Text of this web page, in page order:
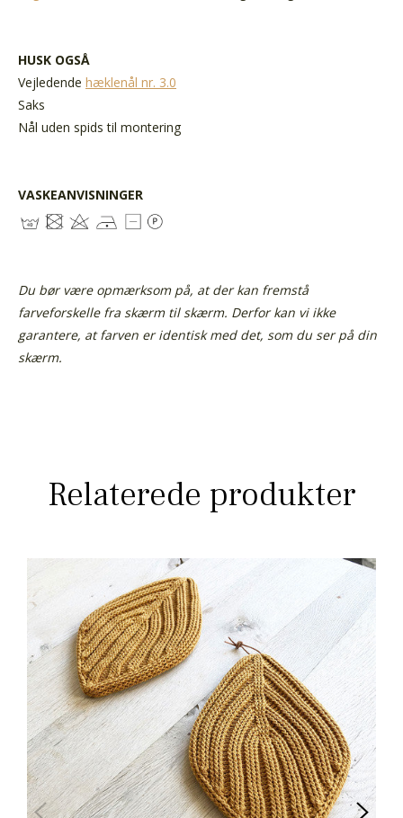
HUSK OGSÅ
Vejledende hæklenål nr. 3.0
Saks
Nål uden spids til montering
VASKEANVISNINGER
Du bør være opmærksom på, at der kan fremstå
farveforskelle fra skærm til skærm. Derfor kan vi ikke
garantere, at farven er identisk med det, som du ser på din
skærm.
Relaterede produkter